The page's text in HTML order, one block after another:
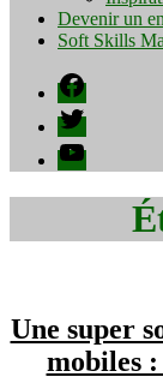
Devenir un
Soft Skills
Facebook
Twitter
YouTube
Une super
mobiles